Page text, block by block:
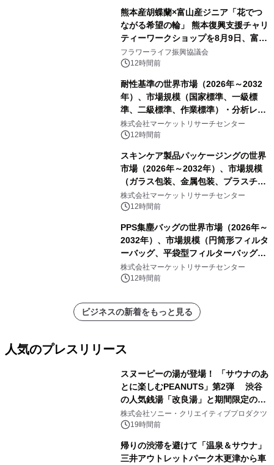
熊本産胡蝶蘭×富山産ジニア「花でつ
ながる希望の輪」 熊本復興支援チャリ
ティーワークショップを8月9日、富
山・射水で開催
フラワーライフ振興協議会
12時間前
耐性基準の世界市場（2026年～2032
年）、市場規模（国家標準、一級標
準、二級標準、作業標準）・分析レポ
ートを発表
株式会社マーケットリサーチセンター
12時間前
スキンケア製品パッケージングの世界
市場（2026年～2032年）、市場規模
（ガラス包装、金属包装、プラスチッ
ク包装、その他）・分析レポートを発
表
株式会社マーケットリサーチセンター
12時間前
PPS集塵バッグの世界市場（2026年～
2032年）、市場規模（円筒形フィルタ
ーバッグ、平袋型フィルターバッグ、
プリーツフィルターバッグ、その
他）・分析レポートを発表
株式会社マーケットリサーチセンター
12時間前
ビジネスの新着をもっと見る
人気のプレスリリース
スヌーピーの湯が登場！ 「サウナのあ
とに楽しむPEANUTS」第2弾 渋谷
の人気銭湯「改良湯」と期間限定のコ
ラボレーション サウナイキタイコラ
ボグッズも発売決定！
株式会社ソニー・クリエイティブプロダクツ
19時間前
帰りの渋滞を避けて「温泉＆サウナ」
三井アウトレットパーク木更津から車